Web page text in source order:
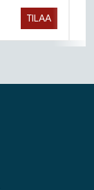
TILAA